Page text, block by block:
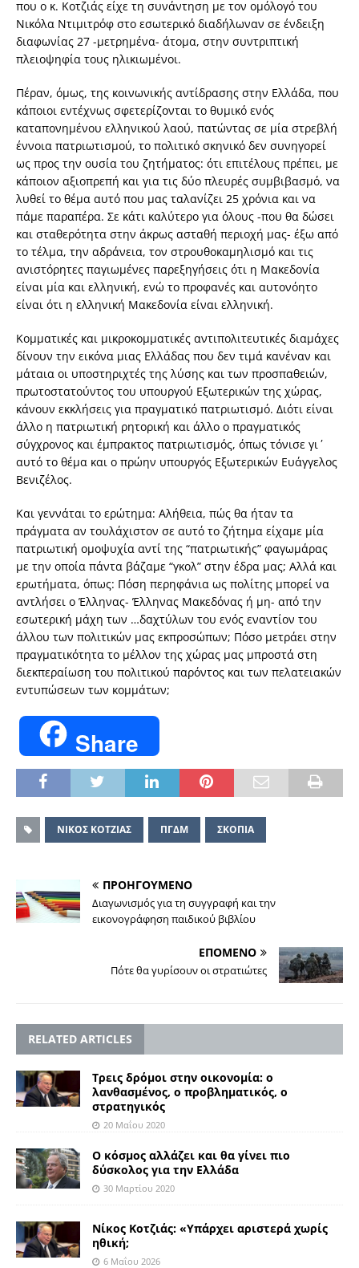
που ο κ. Κοτζιάς είχε τη συνάντηση με τον ομόλογό του
Νικόλα Ντιμιτρόφ στο εσωτερικό διαδήλωναν σε ένδειξη
διαφωνίας 27 -μετρημένα- άτομα, στην συντριπτική
πλειοψηφία τους ηλικιωμένοι.
Πέραν, όμως, της κοινωνικής αντίδρασης στην Ελλάδα, που
κάποιοι εντέχνως σφετερίζονται το θυμικό ενός
καταπονημένου ελληνικού λαού, πατώντας σε μία στρεβλή
έννοια πατριωτισμού, το πολιτικό σκηνικό δεν συνηγορεί
ως προς την ουσία του ζητήματος: ότι επιτέλους πρέπει, με
κάποιον αξιοπρεπή και για τις δύο πλευρές συμβιβασμό, να
λυθεί το θέμα αυτό που μας ταλανίζει 25 χρόνια και να
πάμε παραπέρα. Σε κάτι καλύτερο για όλους -που θα δώσει
και σταθερότητα στην άκρως ασταθή περιοχή μας- έξω από
το τέλμα, την αδράνεια, τον στρουθοκαμηλισμό και τις
ανιστόρητες παγιωμένες παρεξηγήσεις ότι η Μακεδονία
είναι μία και ελληνική, ενώ το προφανές και αυτονόητο
είναι ότι η ελληνική Μακεδονία είναι ελληνική.
Κομματικές και μικροκομματικές αντιπολιτευτικές διαμάχες
δίνουν την εικόνα μιας Ελλάδας που δεν τιμά κανέναν και
μάταια οι υποστηριχτές της λύσης και των προσπαθειών,
πρωτοστατούντος του υπουργού Εξωτερικών της χώρας,
κάνουν εκκλήσεις για πραγματικό πατριωτισμό. Διότι είναι
άλλο η πατριωτική ρητορική και άλλο ο πραγματικός
σύγχρονος και έμπρακτος πατριωτισμός, όπως τόνισε γι΄
αυτό το θέμα και ο πρώην υπουργός Εξωτερικών Ευάγγελος
Βενιζέλος.
Και γεννάται το ερώτημα: Αλήθεια, πώς θα ήταν τα
πράγματα αν τουλάχιστον σε αυτό το ζήτημα είχαμε μία
πατριωτική ομοψυχία αντί της “πατριωτικής” φαγωμάρας
με την οποία πάντα βάζαμε “γκολ” στην έδρα μας; Αλλά και
ερωτήματα, όπως: Πόση περηφάνια ως πολίτης μπορεί να
αντλήσει ο Έλληνας- Έλληνας Μακεδόνας ή μη- από την
εσωτερική μάχη των …δαχτύλων του ενός εναντίον του
άλλου των πολιτικών μας εκπροσώπων; Πόσο μετράει στην
πραγματικότητα το μέλλον της χώρας μας μπροστά στη
διεκπεραίωση του πολιτικού παρόντος και των πελατειακών
εντυπώσεων των κομμάτων;
Share
ΝΙΚΟΣ ΚΟΤΖΙΑΣ ΠΓΔΜ ΣΚΟΠΙΑ
ΠΡΟΗΓΟΥΜΕΝΟ
Διαγωνισμός για τη συγγραφή και την
εικονογράφηση παιδικού βιβλίου
ΕΠΟΜΕΝΟ
Πότε θα γυρίσουν οι στρατιώτες
RELATED ARTICLES
Τρεις δρόμοι στην οικονομία: ο
λανθασμένος, ο προβληματικός, ο
στρατηγικός
20 Μαΐου 2020
Ο κόσμος αλλάζει και θα γίνει πιο
δύσκολος για την Ελλάδα
30 Μαρτίου 2020
Νίκος Κοτζιάς: «Υπάρχει αριστερά χωρίς
ηθική;
6 Μαΐου 2026